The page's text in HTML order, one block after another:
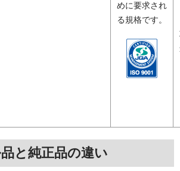
めに要求され
る規格です。
と純正品の違い